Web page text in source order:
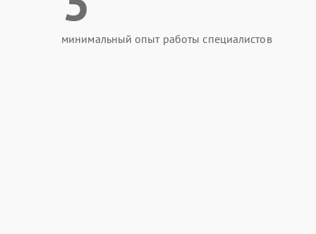
минимальный опыт работы специалистов